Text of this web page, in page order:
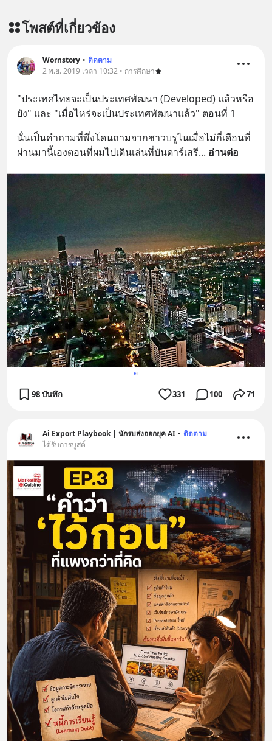
โพสต์ที่เกี่ยวข้อง
Wornstory • ติดตาม
2 พ.ย. 2019 เวลา 10:32 • การศึกษา
"ประเทศไทยจะเป็นประเทศพัฒนา (Developed) แล้วหรือ
ยัง" และ "เมื่อไหร่จะเป็นประเทศพัฒนาแล้ว" ตอนที่ 1
นั่นเป็นคำถามที่พึ่งโดนถามจากชาวบรูไนเมื่อไม่กี่เดือนที่
ผ่านมานี้เองตอนที่ผมไปเดินเล่นที่บันดาร์เสรี... อ่านต่อ
98 บันทึก 331 100 71
Ai Export Playbook | นักรบส่งออกยุค AI • ติดตาม
ได้รับการบูสต์